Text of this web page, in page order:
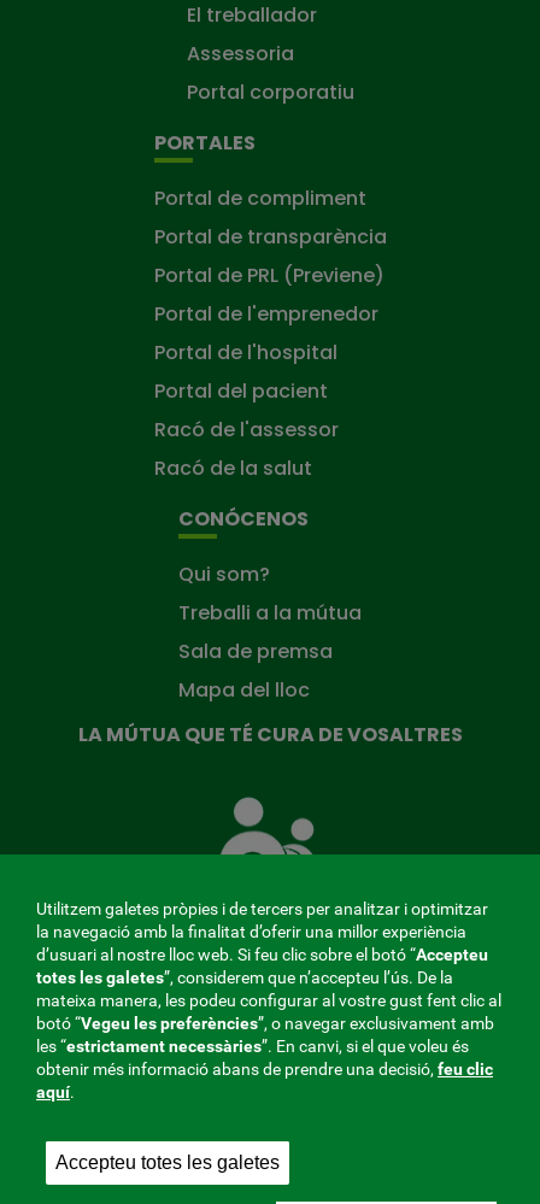
El treballador
Assessoria
Portal corporatiu
PORTALES
Portal de compliment
Portal de transparència
Portal de PRL (Previene)
Portal de l'emprenedor
Portal de l'hospital
Portal del pacient
Racó de l'assessor
Racó de la salut
CONÓCENOS
Qui som?
Treballi a la mútua
Sala de premsa
Mapa del lloc
LA MÚTUA QUE TÉ CURA DE VOSALTRES
Mútua
que
de
tu
MENÚ
REDES
V20
Mútua col·laboradora amb la Seguretat Social, 275.
Fraternidad-Muprespa 2026
Utilitzem galetes pròpies i de tercers per analitzar i optimitzar
la navegació amb la finalitat d’oferir una millor experiència
d’usuari al nostre lloc web. Si feu clic sobre el botó “Accepteu
totes les galetes”, considerem que n’accepteu l’ús. De la
mateixa manera, les podeu configurar al vostre gust fent clic al
botó “Vegeu les preferències”, o navegar exclusivament amb
les “estrictamentnecessàries”. En canvi, si el que voleu és
obtenir més informació abans de prendre una decisió, feu clic
aquí.
Accepteu totes les galetes